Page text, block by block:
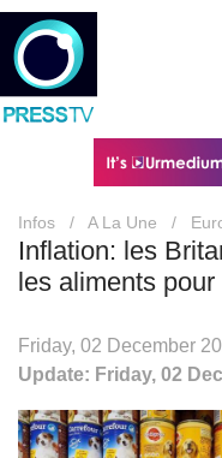
Infos / A La Une /
Inflation: les
les aliments
Friday, 02 December
Update: Friday, 02